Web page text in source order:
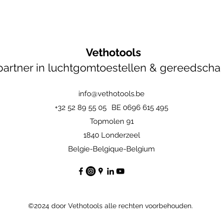
Vethotools
in luchtgomtoestellen &
info@vethotools.be
+32 52 89 55 05
BE 0696 615 495
Topmolen 91
1840 Londerzeel
Belgie-Belgique-Belgium
©2024 door Vethotools alle rechten voorbehouden.